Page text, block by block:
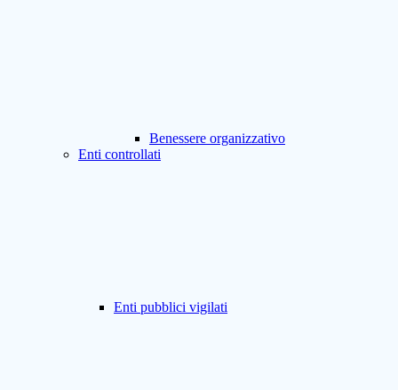
Benessere organizzativo
Enti controllati
Enti pubblici vigilati